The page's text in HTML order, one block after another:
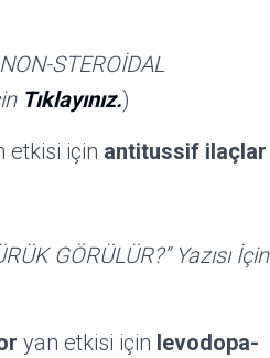
STEROİDAL
Tıklayınız.)
etkisi için antitussif ilaçlar
GÖRÜLÜR?” Yazısı İçin
yan etkisi için levodopa-